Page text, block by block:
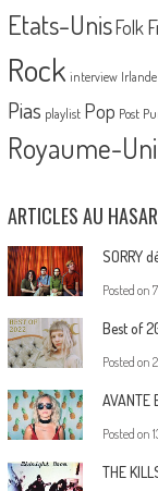
Etats-UnisFolk
Rock interview Irlande
Pias playlist Pop Post
Royaume-Uni
ARTICLES AU
SORRY
Posted on
Best of
Posted on
AVANTE
Posted on
THE